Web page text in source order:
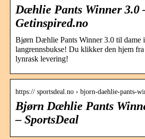
Dæhlie Pants Winner 3.0
Getinspired.no
Bjørn Dæhlie Pants Winner 3.0 til dame
langrennsbukse! Du klikker den hjem
lynrask levering!
https:// sportsdeal.no › bjorn-daehlie-pants-
Bjørn Dæhlie Pants
– SportsDeal